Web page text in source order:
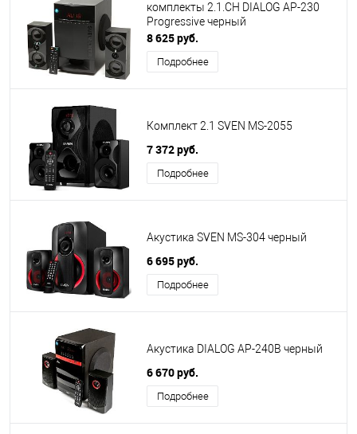
комплекты 2.1.CH DIALOG AP-230
Progressive черный
8 625 руб.
Подробнее
Комплект 2.1 SVEN MS-2055
7 372 руб.
Подробнее
Акустика SVEN MS-304 черный
6 695 руб.
Подробнее
Акустика DIALOG AP-240B черный
6 670 руб.
Подробнее